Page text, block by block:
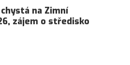
na Zimní
zájem o středisko